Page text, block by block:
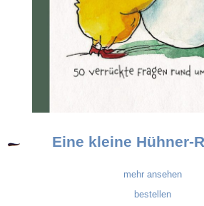
Eine kleine Hühner-
mehr ansehen
bestellen